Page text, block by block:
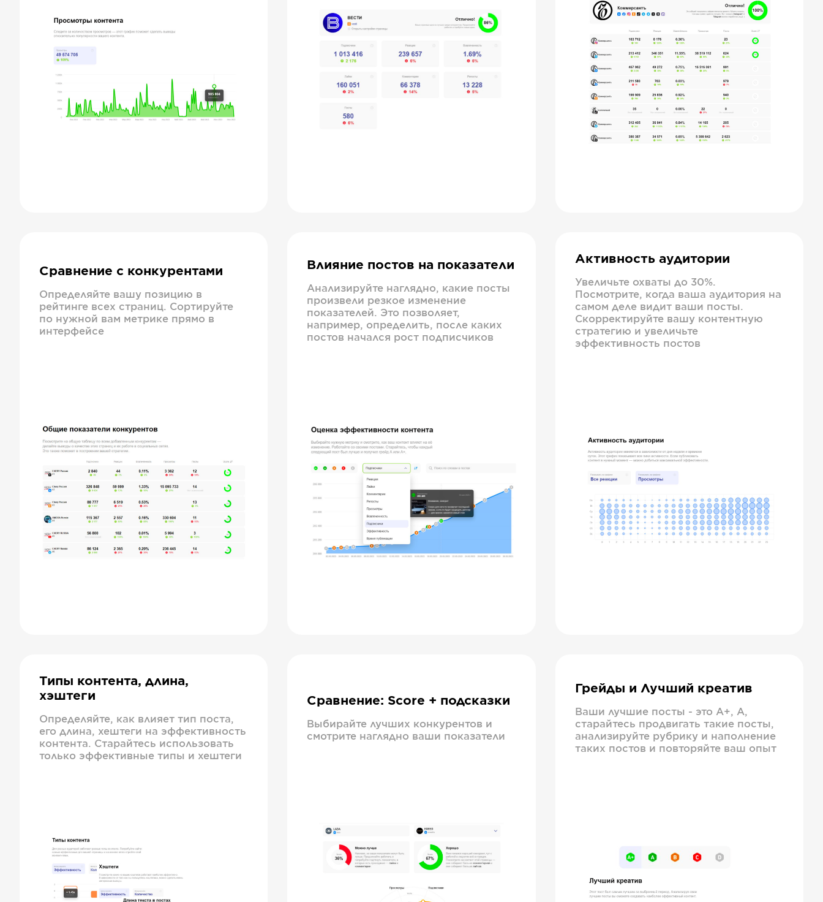
Сравнение с конкурентами
Определяйте вашу позицию в
рейтинге всех страниц. Сортируйте
по нужной вам метрике прямо в
интерфейсе
Влияние постов на показатели
Анализируйте наглядно, какие посты
произвели резкое изменение
показателей. Это позволяет,
например, определить, после каких
постов начался рост подписчиков
Активность аудитории
Увеличьте охваты до 30%.
Посмотрите, когда ваша аудитория на
самом деле видит ваши посты.
Скорректируйте вашу контентную
стратегию и увеличьте
эффективность постов
Типы контента, длина,
хэштеги
Определяйте, как влияет тип поста,
его длина, хештеги на эффективность
контента. Старайтесь использовать
только эффективные типы и хештеги
Сравнение: Score + подсказки
Выбирайте лучших конкурентов и
смотрите наглядно ваши показатели
Грейды и Лучший креатив
Ваши лучшие посты - это А+, А,
старайтесь продвигать такие посты,
анализируйте рубрику и наполнение
таких постов и повторяйте ваш опыт